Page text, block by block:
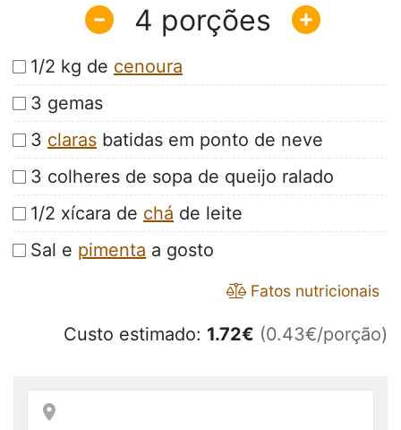
4
1/2 kg de cenoura
3 gemas
3 claras batidas em ponto de neve
3 colheres de sopa de queijo ralado
1/2 xícara de chá de leite
Sal e pimenta a gosto
Fatos nutricionais
Custo estimado: 1.72€ (0.43€/porção)